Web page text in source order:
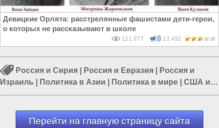
Девицкие Орлята: расстрелянные фашистами дети-герои,
о которых не рассказывают в школе
121 877 13 492
Россия и Сирия Россия и Евразия
Россия и
Израиль
Политика в Азии Политика в мире
США и
Израиль|Иран и Израиль
Перейти на главную страницу сайта